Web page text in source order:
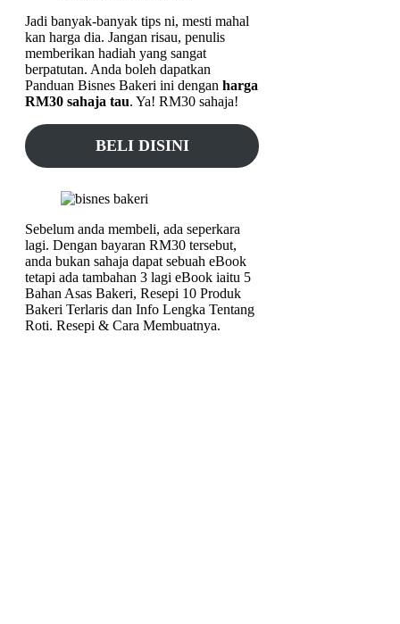
Jadi banyak-banyak tips ni, mesti mahal
kan harga dia. Jangan risau, penulis
memberikan hadiah yang sangat
berpatutan. Anda boleh dapatkan
Panduan Bisnes Bakeri ini dengan harga
RM30 sahaja tau. Ya! RM30 sahaja!
BELI DISINI
Sebelum anda membeli, ada seperkara
lagi. Dengan bayaran RM30 tersebut,
anda bukan sahaja dapat sebuah eBook
tetapi ada tambahan 3 lagi eBook iaitu 5
Bahan Asas Bakeri, Resepi 10 Produk
Bakeri Terlaris dan Info Lengka Tentang
Roti. Resepi & Cara Membuatnya.